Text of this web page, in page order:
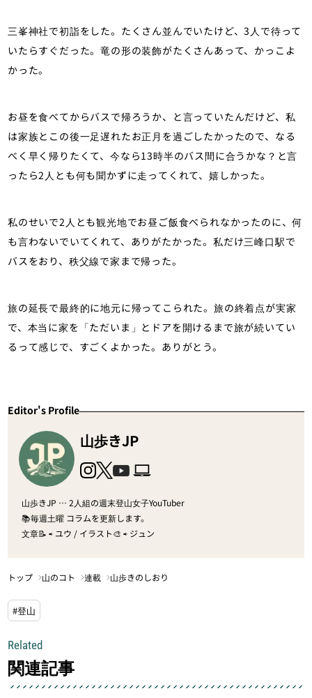
三峯神社で初詣をした。たくさん並んでいたけど、3人で待って
いたらすぐだった。竜の形の装飾がたくさんあって、かっこよ
かった。
お昼を食べてからバスで帰ろうか、と言っていたんだけど、私
は家族とこの後一足遅れたお正月を過ごしたかったので、なる
べく早く帰りたくて、今なら13時半のバス間に合うかな？と言
ったら2人とも何も聞かずに走ってくれて、嬉しかった。
私のせいで2人とも観光地でお昼ご飯食べられなかったのに、何
も言わないでいてくれて、ありがたかった。私だけ三峰口駅で
バスをおり、秩父線で家まで帰った。
旅の延長で最終的に地元に帰ってこられた。旅の終着点が実家
で、本当に家を「ただいま」とドアを開けるまで旅が続いてい
るって感じで、すごくよかった。ありがとう。
Editor's Profile
山歩きJP
山歩きJP … 2人組の週末登山女子YouTuber
📚毎週土曜 コラムを更新します。
文章📝 ⇨ ユウ / イラスト🎨 ⇨ ジュン
トップ 山のコト 連載 山歩きのしおり
#登山
Related
関連記事